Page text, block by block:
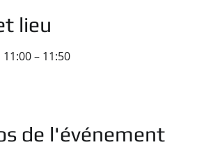
lieu
– 11:50
de l'événement